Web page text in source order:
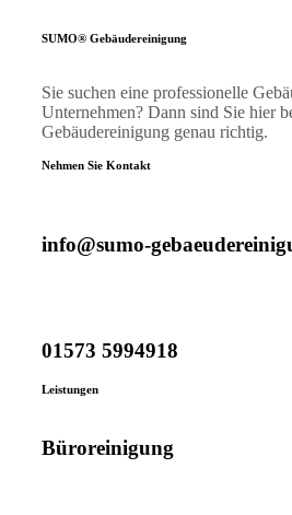
SUMO® Gebäudereinigung
Sie suchen eine professionelle
Unternehmen? Dann sind Sie hier
Gebäudereinigung genau richtig.
Nehmen Sie Kontakt
info@sumo-
01573 5994918
Leistungen
Büroreinigung